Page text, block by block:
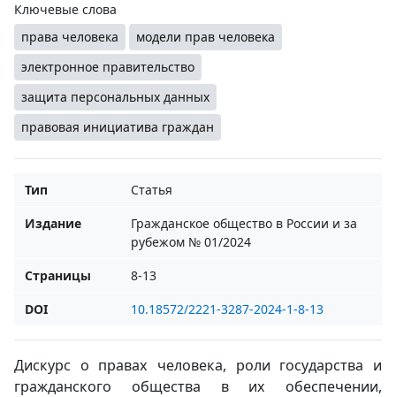
Ключевые слова
права человека
модели прав человека
электронное правительство
защита персональных данных
правовая инициатива граждан
Тип
Статья
Издание
Гражданское общество в России и за
рубежом № 01/2024
Страницы
8-13
DOI
10.18572/2221-3287-2024-1-8-13
Дискурс о правах человека, роли государства и
гражданского общества в их обеспечении,